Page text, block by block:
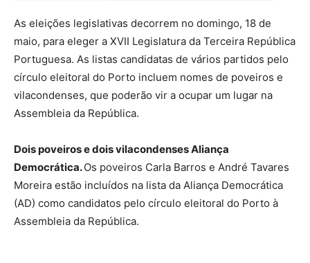
As eleições legislativas decorrem no domingo, 18 de
maio, para eleger a XVII Legislatura da Terceira República
Portuguesa. As listas candidatas de vários partidos pelo
círculo eleitoral do Porto incluem nomes de poveiros e
vilacondenses, que poderão vir a ocupar um lugar na
Assembleia da República.
Dois poveiros e dois vilacondenses Aliança
Democrática.Os poveiros Carla Barros e André Tavares
Moreira estão incluídos na lista da Aliança Democrática
(AD) como candidatos pelo círculo eleitoral do Porto à
Assembleia da República.